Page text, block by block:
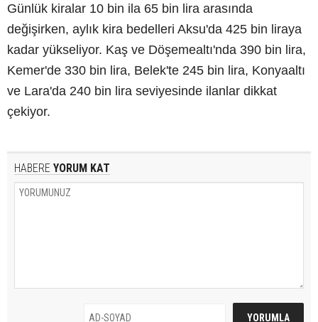
Günlük kiralar 10 bin ila 65 bin lira arasında
değişirken, aylık kira bedelleri Aksu'da 425 bin liraya
kadar yükseliyor. Kaş ve Döşemealtı'nda 390 bin lira,
Kemer'de 330 bin lira, Belek'te 245 bin lira, Konyaaltı
ve Lara'da 240 bin lira seviyesinde ilanlar dikkat
çekiyor.
HABERE YORUM KAT